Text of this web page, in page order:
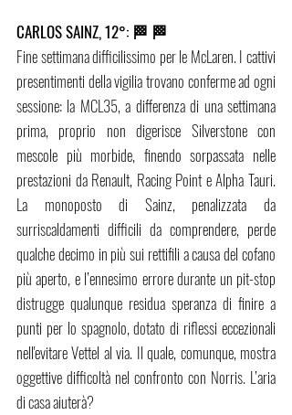
CARLOS SAINZ, 12°: 🏁 🏁
Fine settimana difficilissimo per le McLaren. I cattivi
presentimenti della vigilia trovano conferme ad ogni
sessione: la MCL35, a differenza di una settimana
prima, proprio non digerisce Silverstone con
mescole più morbide, finendo sorpassata nelle
prestazioni da Renault, Racing Point e Alpha Tauri.
La monoposto di Sainz, penalizzata da
surriscaldamenti difficili da comprendere, perde
qualche decimo in più sui rettifili a causa del cofano
più aperto, e l’ennesimo errore durante un pit-stop
distrugge qualunque residua speranza di finire a
punti per lo spagnolo, dotato di riflessi eccezionali
nell'evitare Vettel al via. Il quale, comunque, mostra
oggettive difficoltà nel confronto con Norris. L’aria
di casa aiuterà?